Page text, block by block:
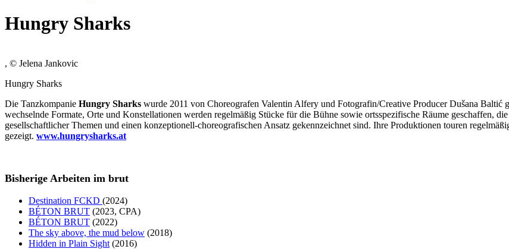
Hungry Sharks
, © Jelena Jankovic
Hungry Sharks
Die Tanzkompanie Hungry Sharks wurde 2011 von Choreografen Valentin Alfery und Fotografin/Creative Producer Dušana
wechselnde Formate, Orte und Konstellationen werden regelmäßig Stücke für die Bühne sowie ortsspezifische Räume geschaffen,
gesellschaftlicher Themen und einen konzeptionell-choreografischen Ansatz gekennzeichnet sind. Ihre Produktionen touren
gezeigt. www.hungrysharks.at
Bisherige Arbeiten im brut
Destination FCKD (2024)
BÉTON BRUT (2023, CPA)
BÉTON BRUT (2022)
The sky above, the mud below (2018)
Hidden in Plain Sight (2016)